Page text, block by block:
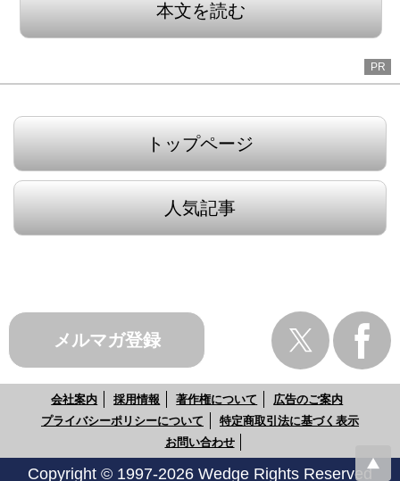
本文を読む
PR
トップページ
人気記事
メルマガ登録
会社案内 採用情報 著作権について
広告のご案内
プライバシーポリシーについて
特定商取引法に基づく表示
お問い合わせ
Copyright © 1997-2026 Wedge Rights Reserved